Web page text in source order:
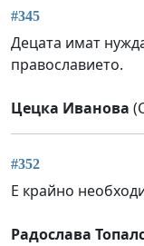
#345
Децата имат
православието.
Цецка Иванова
#352
Е крайно
Радослава